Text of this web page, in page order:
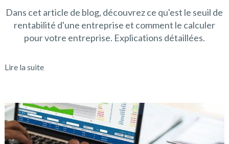
Dans cet article de blog, découvrez ce qu'est le seuil de
rentabilité d'une entreprise et comment le calculer
pour votre entreprise. Explications détaillées.
Lire la suite